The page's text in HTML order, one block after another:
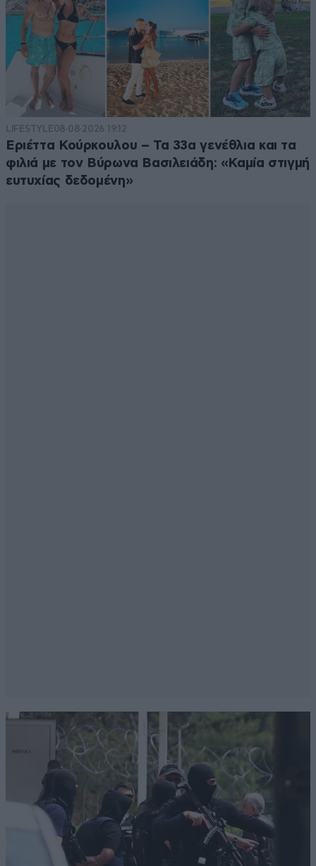
LIFESTYLE08·08·2026 19:12
Εριέττα Κούρκουλου – Τα 33α γενέθλια και τα
φιλιά με τον Βύρωνα Βασιλειάδη: «Καμία στιγμή
ευτυχίας δεδομένη»